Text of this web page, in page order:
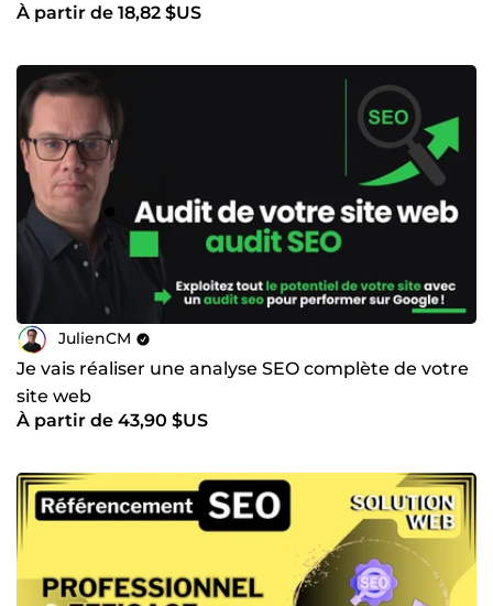
À partir de 18,82 $US
JulienCM
Je vais réaliser une analyse SEO complète de votre
site web
À partir de 43,90 $US